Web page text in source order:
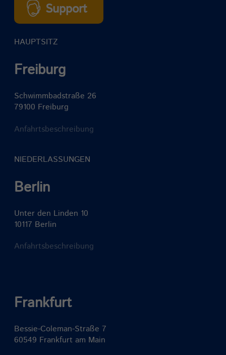
Support
HAUPTSITZ
Freiburg
Schwimmbadstraße 26
79100 Freiburg
Anfahrtsbeschreibung
NIEDERLASSUNGEN
Berlin
Unter den Linden 10
10117 Berlin
Anfahrtsbeschreibung
Frankfurt
Bessie-Coleman-Straße 7
60549 Frankfurt am Main